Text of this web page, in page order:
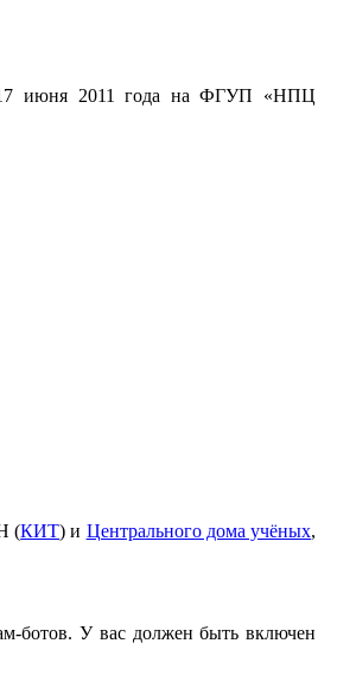
17 июня 2011 года на ФГУП «НПЦ
(КИТ) и Центрального дома учёных,
ботов. У вас должен быть включен